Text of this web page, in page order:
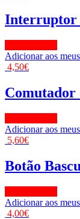
Interruptor
Adicionar aos
4,50€
Comutador
Adicionar aos
5,60€
Botão
Adicionar aos
4,00€